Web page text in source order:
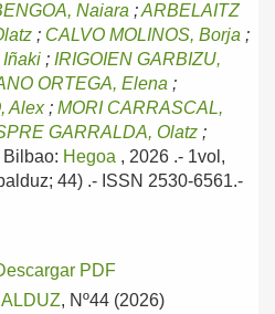
Naiara ;ARBELAITZ
; CALVO MOLINOS, Borja ;
Iñaki ; IRIGOIEN GARBIZU,
ORTEGA, Elena ;
Alex; MORI CARRASCAL,
GARRALDA, Olatz ;
Bilbao: Hegoa , 2026 .- 1vol,
44) .- ISSN 2530-6561.-
PDF
, Nº44 (2026)